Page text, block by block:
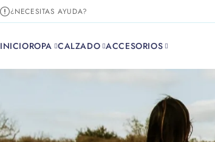
¿NECESITAS AYUDA?
INICIOROPA CALZADO ACCESORIOS